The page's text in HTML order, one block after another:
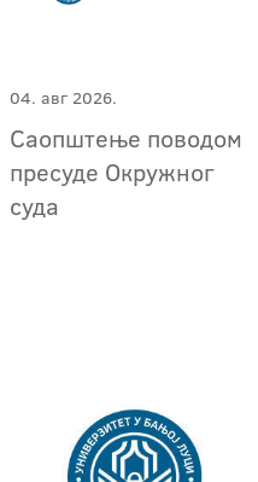
04. авг 2026.
Саопштење поводом
пресуде Окружног
суда